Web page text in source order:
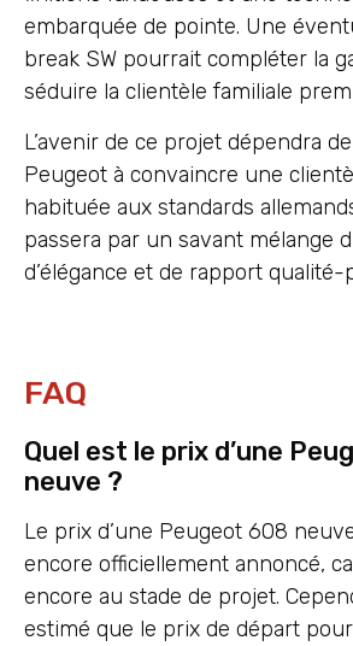
embarquée de pointe. Une
break SW pourrait compléter la
séduire la clientèle familiale
L’avenir de ce projet dépendra
Peugeot à convaincre une
habituée aux standards
passera par un savant mélange
d’élégance et de rapport qualité-
FAQ
Quel est le prix d’une
neuve ?
Le prix d’une Peugeot 608
encore officiellement annoncé,
encore au stade de projet.
estimé que le prix de départ